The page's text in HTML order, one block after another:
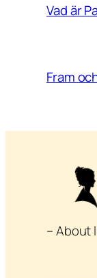
Vad är
Fram
– About